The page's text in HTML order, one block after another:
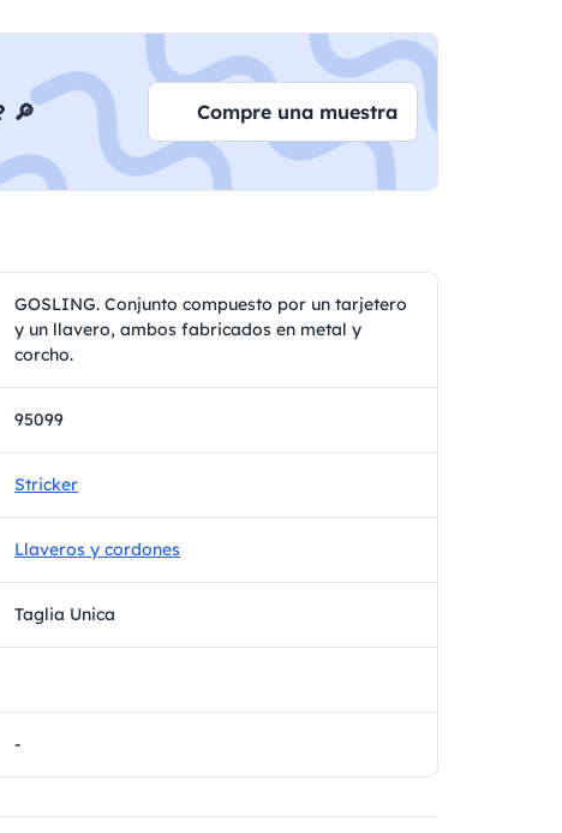
🔎 Compre una muestra
GOSLING. Conjunto compuesto por un tarjetero
y un llavero, ambos fabricados en metal y
corcho.
95099
Stricker
Llaveros y cordones
Taglia Unica
-